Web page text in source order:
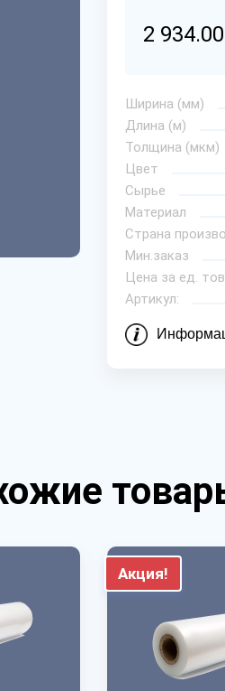
2
Ширина (мм)
Длина (м)
Толщина (мкм)
Цвет
Сырье
Материал
Страна
Мин.заказ
Цена за ед.
Артикул:
Акция!